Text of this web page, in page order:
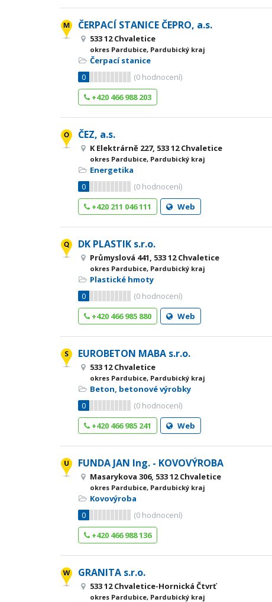
ČERPACÍ STANICE ČEPRO, a.s.
533 12 Chvaletice
okres Pardubice, Pardubický kraj
Čerpací stanice
0
(0 hodnocení)
+420 466 988 203
ČEZ, a.s.
K Elektrárně 227, 533 12 Chvaletice
okres Pardubice, Pardubický kraj
Energetika
0
(0 hodnocení)
+420 211 046 111
Web
DK PLASTIK s.r.o.
Průmyslová 441, 533 12 Chvaletice
okres Pardubice, Pardubický kraj
Plastické hmoty
0
(0 hodnocení)
+420 466 985 880
Web
EUROBETON MABA s.r.o.
533 12 Chvaletice
okres Pardubice, Pardubický kraj
Beton, betonové výrobky
0
(0 hodnocení)
+420 466 985 241
Web
FUNDA JAN Ing. - KOVOVÝROBA
Masarykova 306, 533 12 Chvaletice
okres Pardubice, Pardubický kraj
Kovovýroba
0
(0 hodnocení)
+420 466 988 136
GRANITA s.r.o.
533 12 Chvaletice-Hornická Čtvrť
okres Pardubice, Pardubický kraj